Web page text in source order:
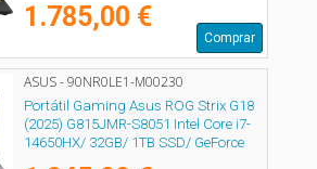
1.785,00 €
Comprar
ASUS - 90NR0LE1-M00230
Portátil Gaming Asus ROG Strix G18
(2025) G815JMR-S8051 Intel Core i7-
14650HX/ 32GB/ 1TB SSD/ GeForce